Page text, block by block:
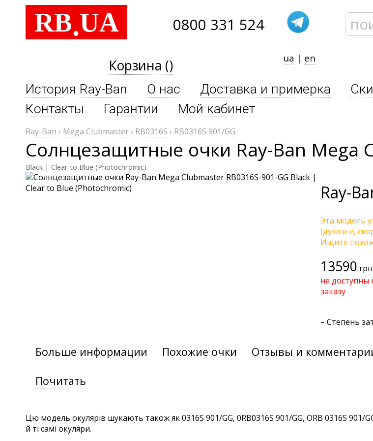
RB.UA 0800 331 524
Корзина () ua | en
История Ray-Ban О нас Доставка и примерка
Контакты
Гарантии Мой кабинет
Ray-Ban › Mega Clubmaster› RB0316S › RB0316S 901/GG
Солнцезащитные очки Ray-Ban Mega
Black | Clear to Blue (Photochromic)
Ray-
Эта модель
(дужки и,
Ищите
13590 грн
не доступны
заказу
– Степень
Больше информации Похожие очки Отзывы и
Почитать
Цю модель окулярів шукають також як 0316S 901/GG, 0RB0316S 901/GG, ORB 0316S 901/
й ті самі окуляри.